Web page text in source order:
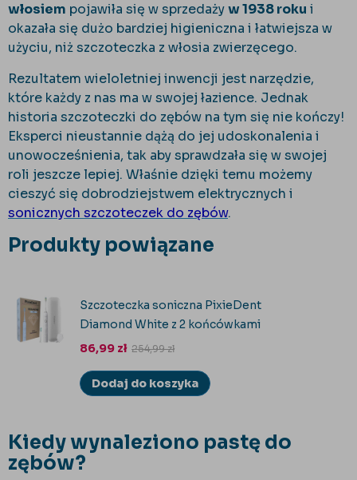
włosiem pojawiła się w sprzedażyw 1938 roku i
okazała się dużo bardziej higieniczna i łatwiejsza w
użyciu, niż szczoteczka z włosia zwierzęcego.
Rezultatem wieloletniej inwencji jest narzędzie,
które każdy z nas ma w swojej łazience. Jednak
historia szczoteczki do zębów na tym się nie kończy!
Eksperci nieustannie dążą do jej udoskonalenia i
unowocześnienia, tak aby sprawdzała się w swojej
roli jeszcze lepiej. Właśnie dzięki temu możemy
cieszyć się dobrodziejstwem elektrycznych i
sonicznych szczoteczek do zębów.
Produkty powiązane
Szczoteczka soniczna PixieDent
Diamond White z 2 końcówkami
86,99 zł 254,99zł
Dodaj do koszyka
Kiedy wynaleziono pastę do
zębów?